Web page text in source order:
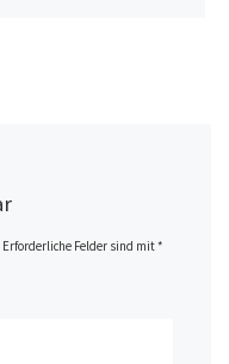
Erforderliche Felder sind mit*